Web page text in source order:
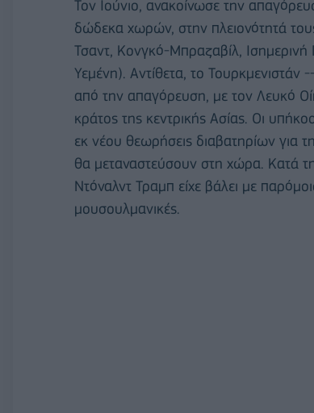
Τον Ιούνιο, ανακοίνωσε την
δώδεκα χωρών, στην πλειονότητά
Τσαντ, Κονγκό-Μπραζαβίλ, Ισημερινή
Υεμένη). Αντίθετα, το
από την απαγόρευση, με τον Λευκό
κράτος της κεντρικής Ασίας. Οι
εκ νέου θεωρήσεις διαβατηρίων για
θα μεταναστεύσουν στη χώρα. Κατά
Ντόναλντ Τραμπ είχε βάλει με
μουσουλμανικές.